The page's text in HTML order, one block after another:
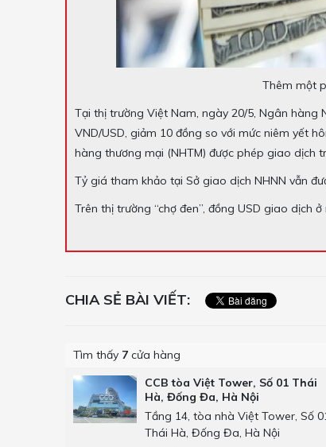
Thêm một
Tại thị trường Việt Nam, ngày 20/5, Ngân hàng
VND/USD, giảm 10 đồng so với mức niêm yết
hàng thương mại (NHTM) được phép giao dịch
Tỷ giá tham khảo tại Sở giao dịch NHNN vẫn
Trên thị trường “chợ đen”, đồng USD giao dịch ở
CHIA SẺ BÀI VIẾT:
Tìm thấy 7 cửa hàng
CCB tòa Việt Tower, Số 01 Thái
Hà, Đống Đa, Hà Nội
Tầng 14, tòa nhà Việt Tower, Số
Thái Hà, Đống Đa, Hà Nội